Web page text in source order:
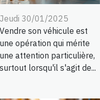
Jeudi 30/01/2025
Vendre son véhicule est
une opération qui mérite
une attention particulière,
surtout lorsqu'il s'agit de...